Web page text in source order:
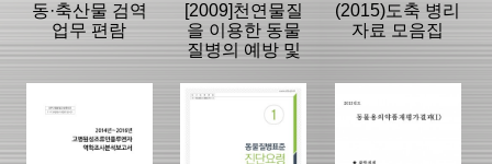
동·축산물 검역
업무 편람
[2009]천연물질
을 이용한 동물
질병의 예방 및
(2015)도축 병리
자료 모음집